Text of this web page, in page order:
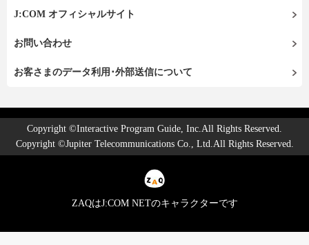
J:COM オフィシャルサイト
お問い合わせ
お客さまのデータ利用･外部送信について
Copyright ©Interactive Program Guide, Inc.All Rights Reserved.
Copyright ©Jupiter Telecommunications Co., Ltd.All Rights Reserved.
ZAQはJ:COM NETのキャラクターです